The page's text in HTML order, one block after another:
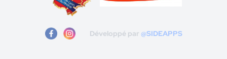
Développé par @SIDEAPPS